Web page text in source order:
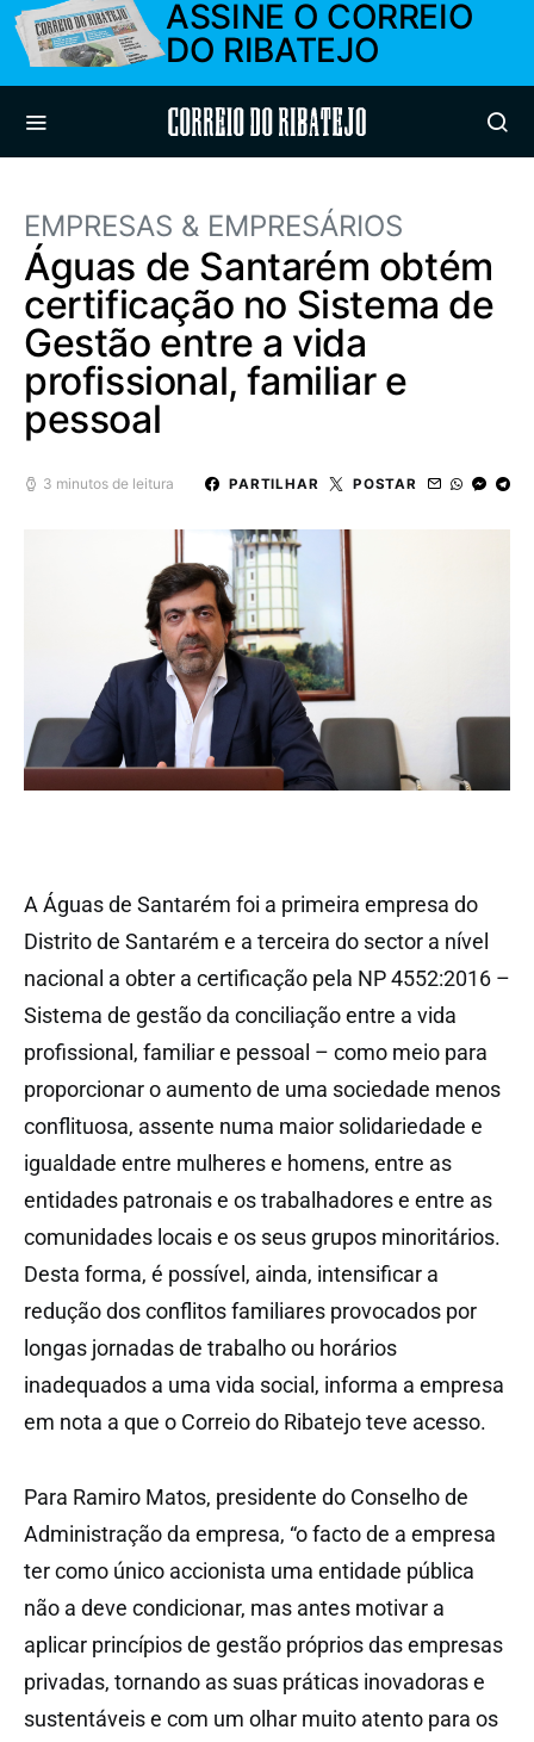
ASSINE O CORREIO
DO RIBATEJO
Correio do Ribatejo
EMPRESAS & EMPRESÁRIOS
Águas de Santarém obtém
certificação no Sistema de
Gestão entre a vida
profissional, familiar e
pessoal
3 minutos de leitura PARTILHAR POSTAR
A Águas de Santarém foi a primeira empresa do
Distrito de Santarém e a terceira do sector a nível
nacional a obter a certificação pela NP 4552:2016 –
Sistema de gestão da conciliação entre a vida
profissional, familiar e pessoal – como meio para
proporcionar o aumento de uma sociedade menos
conflituosa, assente numa maior solidariedade e
igualdade entre mulheres e homens, entre as
entidades patronais e os trabalhadores e entre as
comunidades locais e os seus grupos minoritários.
Desta forma, é possível, ainda, intensificar a
redução dos conflitos familiares provocados por
longas jornadas de trabalho ou horários
inadequados a uma vida social, informa a empresa
em nota a que o Correio do Ribatejo teve acesso.
Para Ramiro Matos, presidente do Conselho de
Administração da empresa, “o facto de a empresa
ter como único accionista uma entidade pública
não a deve condicionar, mas antes motivar a
aplicar princípios de gestão próprios das empresas
privadas, tornando as suas práticas inovadoras e
sustentáveis e com um olhar muito atento para os